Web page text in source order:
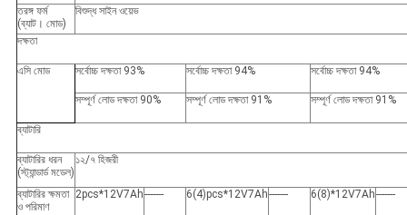
তরঙ্গ ফর্ম
(ব্যাট। মোড)
বিশুদ্ধ সাইন ওয়েভ
দক্ষতা
এসি মোড সর্বোচ্চ দক্ষতা 93% সর্বোচ্চ দক্ষতা 94% সর্বোচ্চ দক্ষতা 94%
সম্পূর্ণ লোড দক্ষতা 90% সম্পূর্ণ লোড দক্ষতা 91% সম্পূর্ণ লোড দক্ষতা 91%
ব্যাটারি
ব্যাটারির ধরন
(স্ট্যান্ডার্ড মডেল)
১২/৭ হিজরী
ব্যাটারির ক্ষমতা
ও পরিমাণ
2pcs*12V7Ah------- 6(4)pcs*12V7Ah------- 6(8)*12V7Ah-------